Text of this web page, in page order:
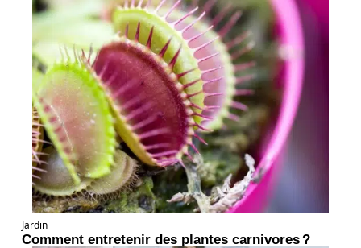
Jardin
Comment entretenir des plantes carnivores ?